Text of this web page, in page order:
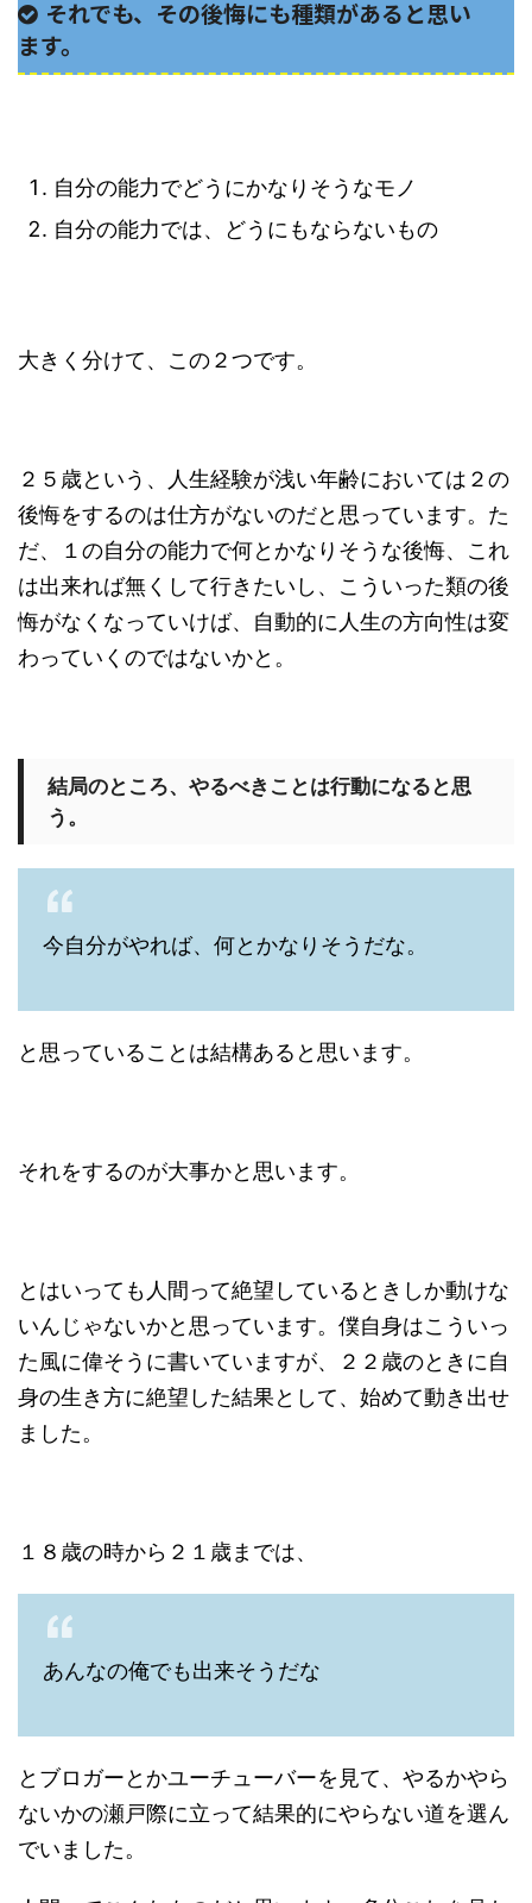
それでも、その後悔にも種類があると思い
ます。
自分の能力でどうにかなりそうなモノ
自分の能力では、どうにもならないもの
大きく分けて、この２つです。
２５歳という、人生経験が浅い年齢においては２の
後悔をするのは仕方がないのだと思っています。た
だ、１の自分の能力で何とかなりそうな後悔、これ
は出来れば無くして行きたいし、こういった類の後
悔がなくなっていけば、自動的に人生の方向性は変
わっていくのではないかと。
結局のところ、やるべきことは行動になると思
う。
今自分がやれば、何とかなりそうだな。
と思っていることは結構あると思います。
それをするのが大事かと思います。
とはいっても人間って絶望しているときしか動けな
いんじゃないかと思っています。僕自身はこういっ
た風に偉そうに書いていますが、２２歳のときに自
身の生き方に絶望した結果として、始めて動き出せ
ました。
１８歳の時から２１歳までは、
あんなの俺でも出来そうだな
とブロガーとかユーチューバーを見て、やるかやら
ないかの瀬戸際に立って結果的にやらない道を選ん
でいました。